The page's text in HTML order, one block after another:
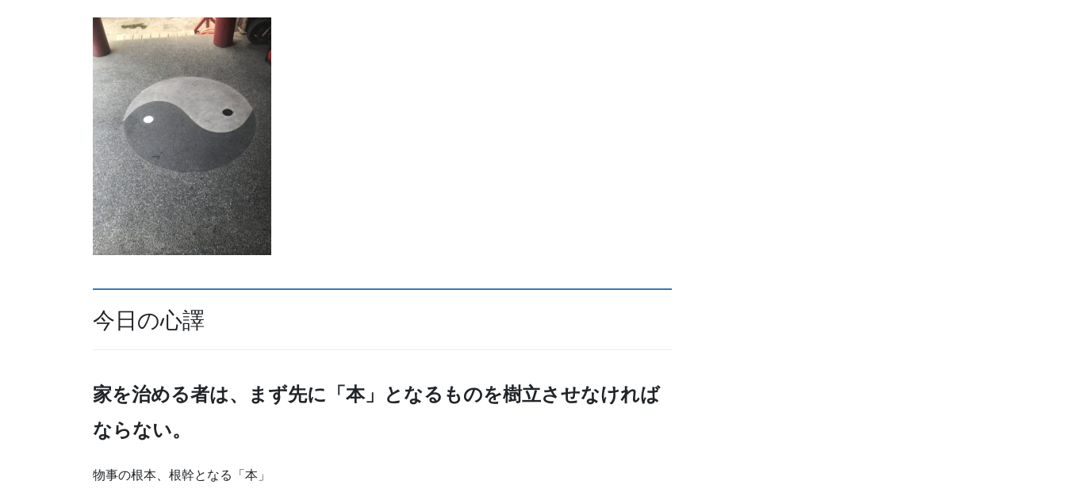
今日の心譯
家を治める者は、まず先に「本」となるものを樹立させなければ
ならない。
物事の根本、根幹となる「本」